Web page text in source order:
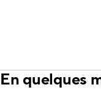
En quelques